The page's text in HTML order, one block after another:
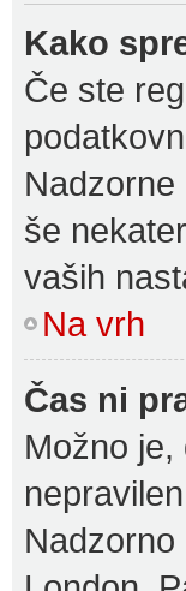
Kako
Če ste
še
vaših
Na vrh
Čas ni
Možno